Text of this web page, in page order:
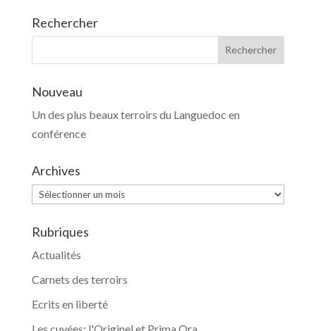
Rechercher
Nouveau
Un des plus beaux terroirs du Languedoc en
conférence
Archives
Archives
Rubriques
Actualités
Carnets des terroirs
Ecrits en liberté